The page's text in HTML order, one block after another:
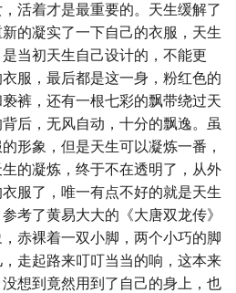
活着才是最重要的。天生缓解了
的凝实了一下自己的衣服，天生
当初天生自己设计的，不能更
服，最后都是这一身，粉红色的
裤，还有一根七彩的飘带绕过天
后，无风自动，十分的飘逸。虽
形象，但是天生可以凝炼一番，
的凝炼，终于不在透明了，从外
服了，唯一有点不好的就是天生
考了黄易大大的《大唐双龙传》
赤裸着一双小脚，两个小巧的脚
走起路来叮叮当当的响，这本来
想到竟然用到了自己的身上，也